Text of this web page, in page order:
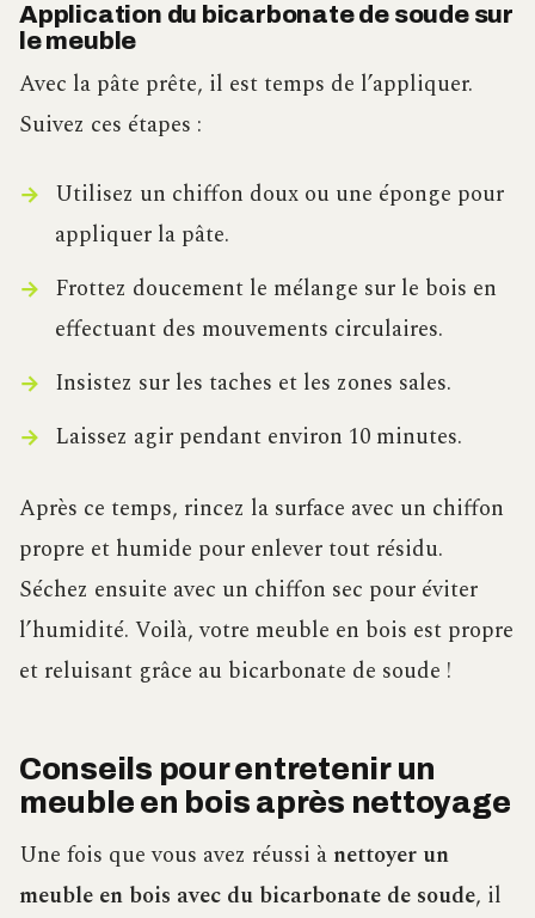
Application du bicarbonate de soude sur
le meuble
Avec la pâte prête, il est temps de l’appliquer.
Suivez ces étapes :
Utilisez un chiffon doux ou une éponge pour
appliquer la pâte.
Frottez doucement le mélange sur le bois en
effectuant des mouvements circulaires.
Insistez sur les taches et les zones sales.
Laissez agir pendant environ 10 minutes.
Après ce temps, rincez la surface avec un chiffon
propre et humide pour enlever tout résidu.
Séchez ensuite avec un chiffon sec pour éviter
l’humidité. Voilà, votre meuble en bois est propre
et reluisant grâce au bicarbonate de soude !
Conseils pour entretenir un
meuble en bois après nettoyage
Une fois que vous avez réussi à nettoyer un
meuble en bois avec du bicarbonate de soude, il